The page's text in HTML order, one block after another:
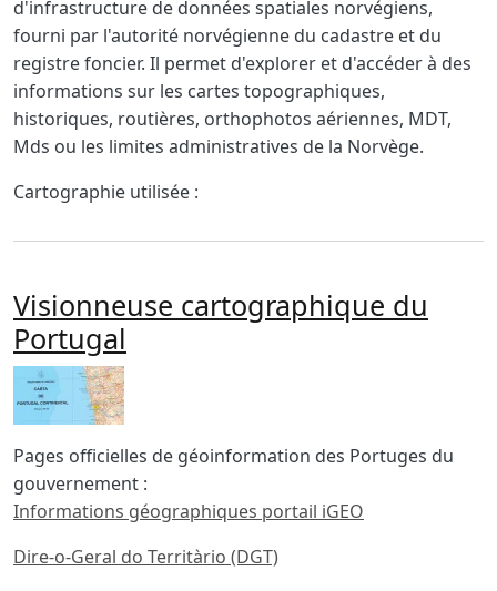
d'infrastructure de données spatiales norvégiens,
fourni par l'autorité norvégienne du cadastre et du
registre foncier. Il permet d'explorer et d'accéder à des
informations sur les cartes topographiques,
historiques, routières, orthophotos aériennes, MDT,
Mds ou les limites administratives de la Norvège.
Cartographie utilisée :
Visionneuse cartographique du
Portugal
Imagen
Body
Pages officielles de géoinformation des Portuges du
gouvernement :
Informations géographiques portail iGEO
Dire-o-Geral do Territàrio (DGT)